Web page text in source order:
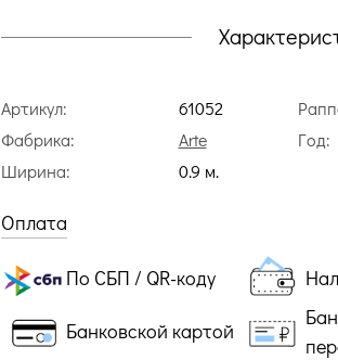
Артикул:
61052
Фабрика:
Arte
Ширина:
0.9 м.
Год:
Оплата
По СБП / QR-коду
Банковской картой